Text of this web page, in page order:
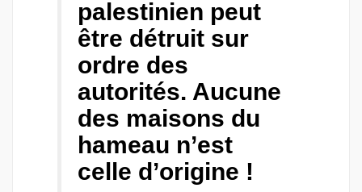
palestinien peut
être détruit sur
ordre des
autorités. Aucune
des maisons du
hameau n’est
celle d’origine !